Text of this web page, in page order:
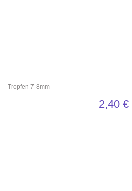
Tropfen 7-8mm
2,40 €